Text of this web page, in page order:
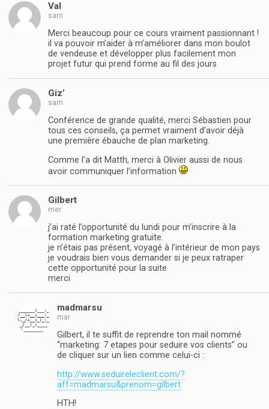
Val
sam
Merci beaucoup pour ce cours vraiment passionnant !
il va pouvoir m’aider à m’améliorer dans mon boulot
de vendeuse et développer plus facilement mon
projet futur qui prend forme au fil des jours
Giz’
sam
Conférence de grande qualité, merci Sébastien pour
tous ces conseils, ça permet vraiment d’avoir déjà
une première ébauche de plan marketing.
Comme l’a dit Matth, merci à Olivier aussi de nous
avoir communiquer l’information
Gilbert
mer
j’ai raté l’opportunité du lundi pour m’inscrire à la
formation marketing gratuite.
je n’étais pas présent, voyagé à l’intérieur de mon pays
je voudrais bien vous demander si je peux ratraper
cette opportunité pour la suite
merci
madmarsu
mar
Gilbert, il te suffit de reprendre ton mail nommé
“marketing: 7 etapes pour seduire vos clients” ou
de cliquer sur un lien comme celui-ci :
http://www.seduireleclient.com/?
aff=madmarsu&prenom=gilbert
HTH!